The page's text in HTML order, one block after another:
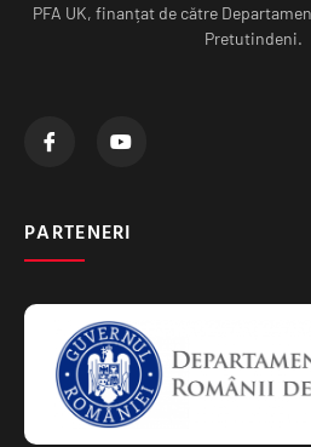
PFA UK, finanțat de către
Pretutindeni.
PARTENERI